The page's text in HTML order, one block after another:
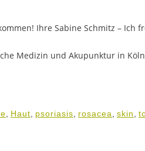
Ihre Sabine Schmitz – Ich
Medizin und Akupunktur in Köln
Haut psoriasis rosacea skin